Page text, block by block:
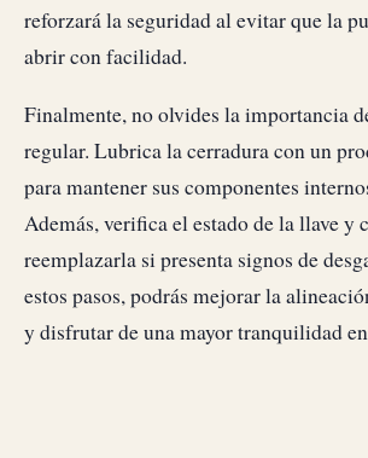
reforzará la seguridad al evitar que la
abrir con facilidad.
Finalmente, no olvides la importancia
regular. Lubrica la cerradura con un
para mantener sus componentes
Además, verifica el estado de la llave y
reemplazarla si presenta signos de
estos pasos, podrás mejorar la
y disfrutar de una mayor tranquilidad